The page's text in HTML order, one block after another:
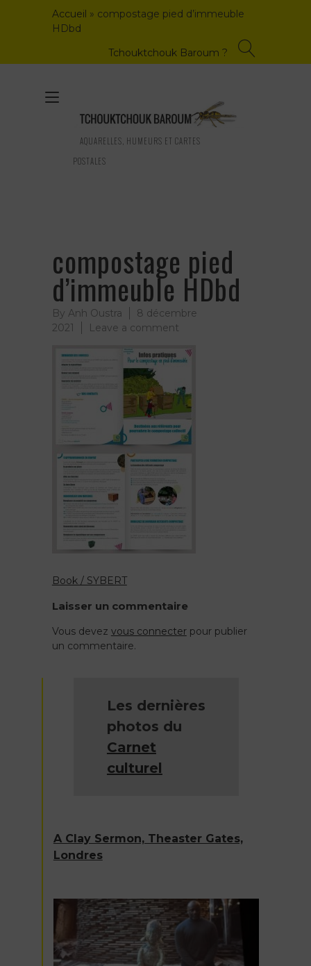
Accueil » compostage pied d’immeuble
HDbd
Tchouktchouk Baroum ?
AQUARELLES, HUMEURS ET CARTES
POSTALES
Toggle
navigation
compostage pied
d’immeuble HDbd
By Anh Oustra
8 décembre
2021
Leave a commenton
pied
HDbd
Navigation
de
l’article
Book / SYBERT
Laisser un commentaire
Vous devez vous connecterpour publier
un commentaire.
Les dernières
photos du
Carnet
culturel
A Clay Sermon, Theaster Gates,
Londres